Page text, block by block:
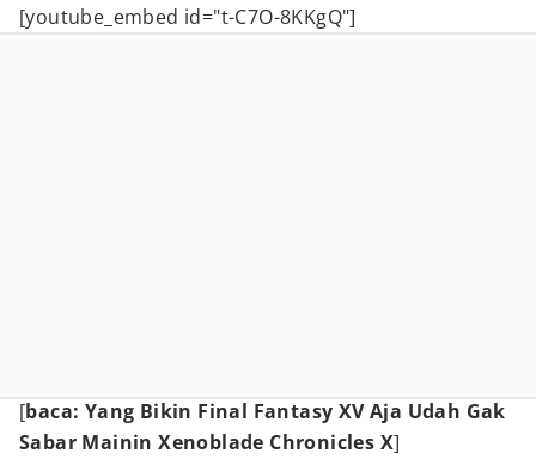
[youtube_embed id="t-C7O-8KKgQ"]
[baca: Yang Bikin Final Fantasy XV Aja Udah Gak
Sabar Mainin Xenoblade Chronicles X]